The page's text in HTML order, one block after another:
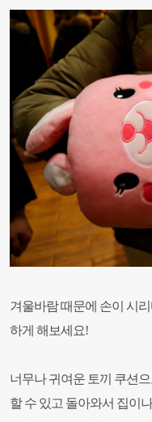
겨울바람 때문에 손이 시
하게 해보세요!
너무나 귀여운 토끼 쿠션
할 수 있고 돌아와서 집이